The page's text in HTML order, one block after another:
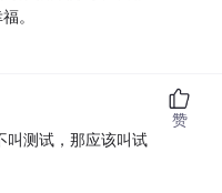
。
叫测试，那应该叫试
赞